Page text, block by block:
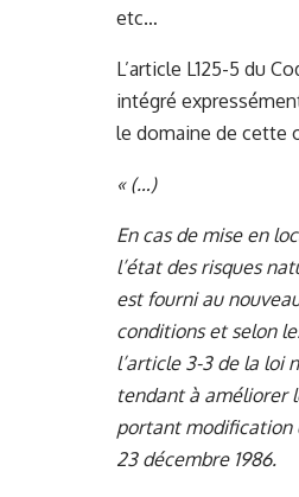
etc…
L’article L125-5 du
intégré
le domaine de cette
« (…)
En cas de mise en
l’état des risques
est fourni au
conditions et selon
l’article 3-3 de la loi
tendant à améliorer
portant modification
23 décembre 1986.